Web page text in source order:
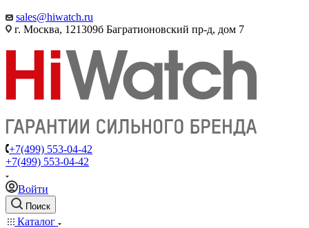
sales@hiwatch.ru
г. Москва, 121309б Багратионовский пр-д, дом 7
+7(499) 553-04-42
+7(499) 553-04-42
Войти
Поиск
Каталог